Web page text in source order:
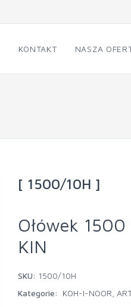
KONTAKT NASZA
[ 1500/10H ]
Ołówek
KIN
SKU: 1500/10H
Kategorie:
KOH-I-NOOR